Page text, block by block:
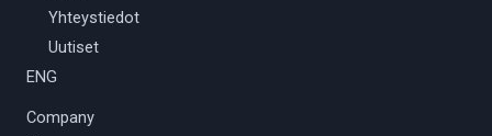
Yhteystiedot
Uutiset
ENG
Company